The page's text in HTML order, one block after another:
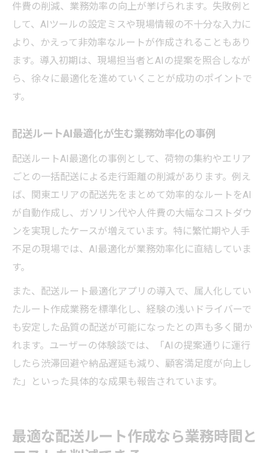
件費の削減、業務効率の向上が挙げられます。失敗例と
して、AIツールの設定ミスや現場情報の不十分な入力に
より、かえって非効率なルートが作成されることもあり
ます。導入初期は、現場担当者とAIの提案を照合しなが
ら、徐々に最適化を進めていくことが成功のポイントで
す。
配送ルートAI最適化が生む業務効率化の事例
配送ルートAI最適化の事例として、荷物の集約やエリア
ごとの一括配送による走行距離の削減があります。例え
ば、関東エリアの配送先をまとめて効率的なルートをAI
が自動作成し、ガソリン代や人件費の大幅なコストダウ
ンを実現したケースが増えています。特に繁忙期や人手
不足の現場では、AI最適化が業務効率化に直結していま
す。
また、配送ルート最適化アプリの導入で、属人化してい
たルート作成業務を標準化し、経験の浅いドライバーで
も安定した品質の配送が可能になったとの声も多く聞か
れます。ユーザーの体験談では、「AIの提案通りに運行
したら渋滞回避や納品遅延も減り、顧客満足度が向上し
た」といった具体的な成果も報告されています。
最適な配送ルート作成なら業務時間と